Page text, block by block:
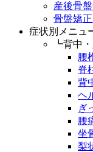
産後骨
骨盤矯
症状別メニュ
┗背中
腰
脊
背
ヘ
ぎ
腰
坐
梨